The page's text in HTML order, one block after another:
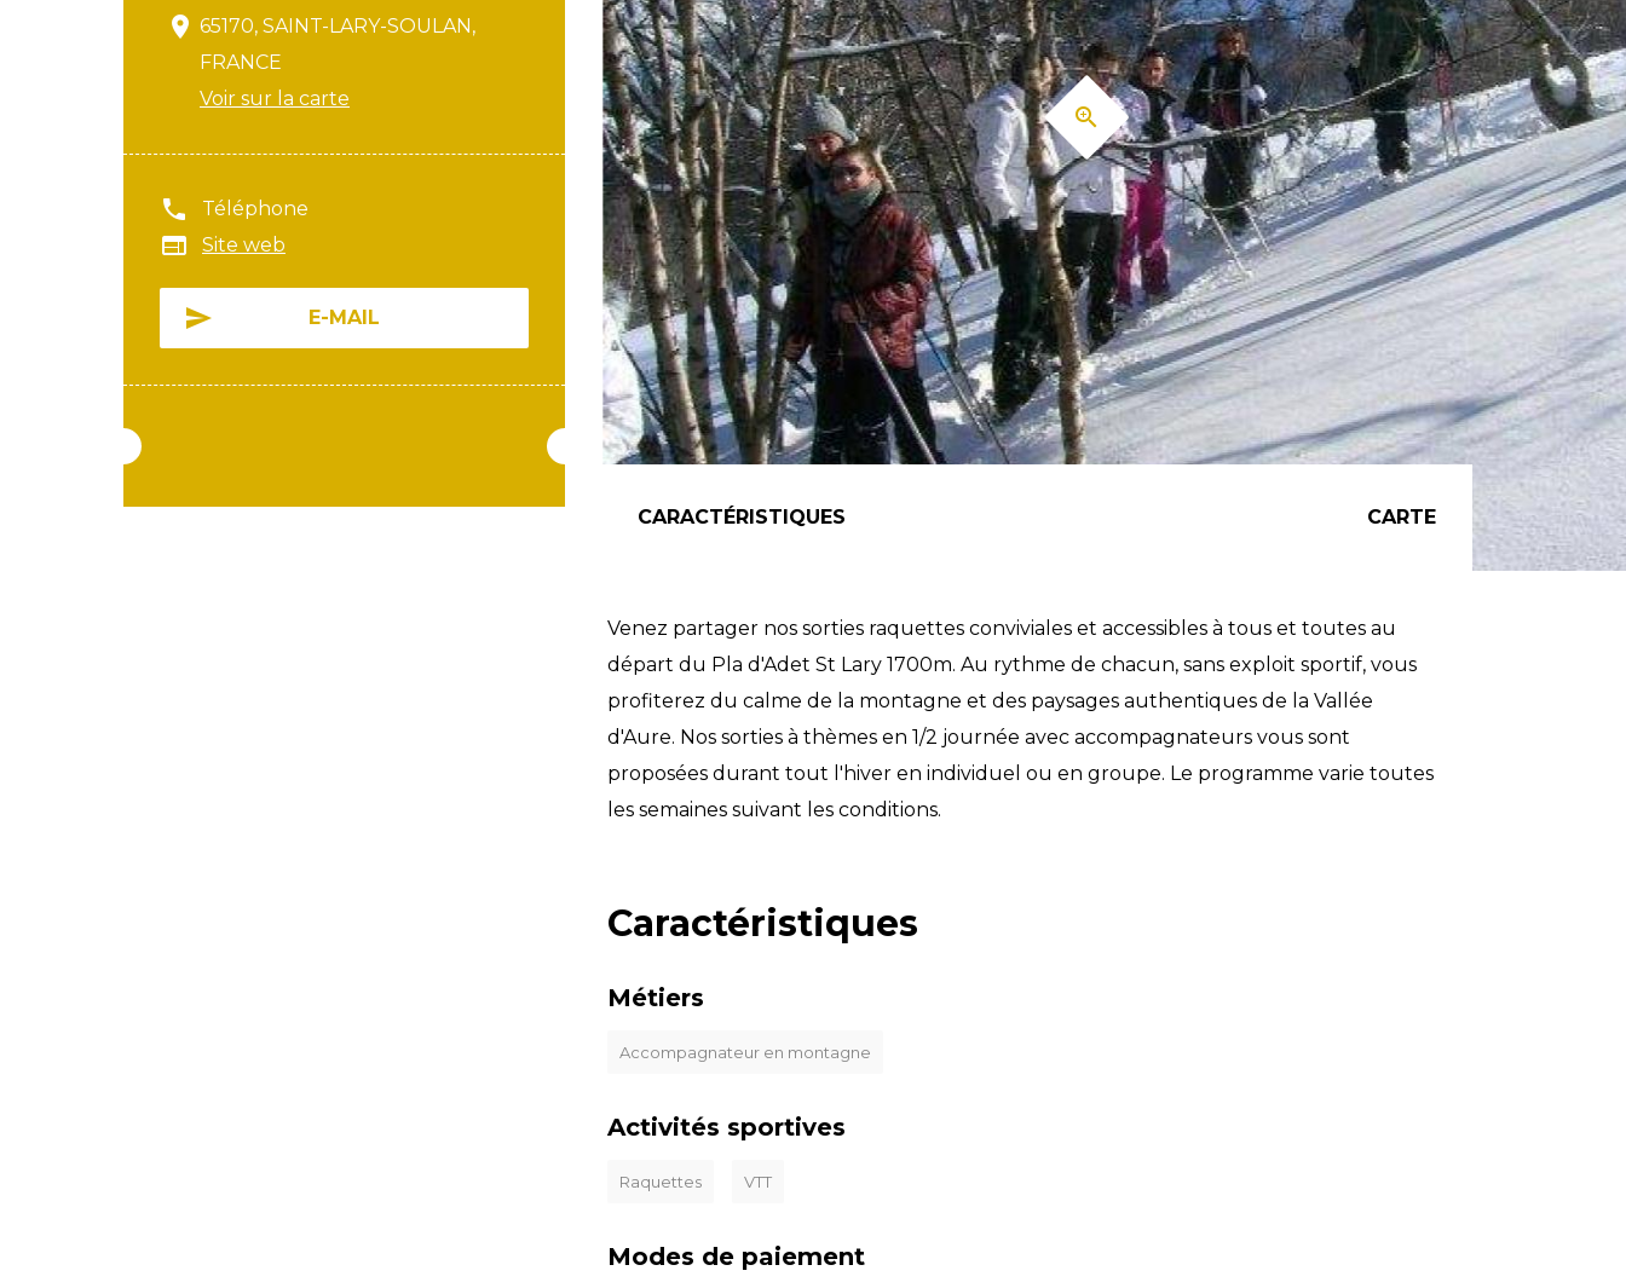
65170, SAINT-LARY-SOULAN,
FRANCE
Voir sur la carte
Téléphone
Site web
E-MAIL
CARACTÉRISTIQUES CARTE
Venez partager nos sorties raquettes conviviales et accessibles à tous et toutes au
départ du Pla d'Adet St Lary 1700m. Au rythme de chacun, sans exploit sportif, vous
profiterez du calme de la montagne et des paysages authentiques de la Vallée
d'Aure. Nos sorties à thèmes en 1/2 journée avec accompagnateurs vous sont
proposées durant tout l'hiver en individuel ou en groupe. Le programme varie toutes
les semaines suivant les conditions.
Caractéristiques
Métiers
Accompagnateur en montagne
Activités sportives
Raquettes VTT
Modes de paiement